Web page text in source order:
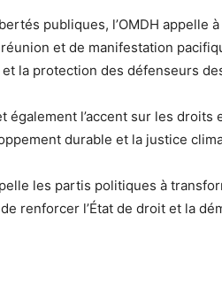
publiques, l’OMDH appelle
réunion et de manifestation
la protection des défenseurs
également l’accent sur les
durable et la justice
les partis politiques à
renforcer l’État de droit et la